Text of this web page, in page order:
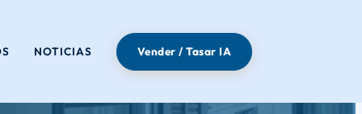
NOTICIAS Vender / Tasar IA